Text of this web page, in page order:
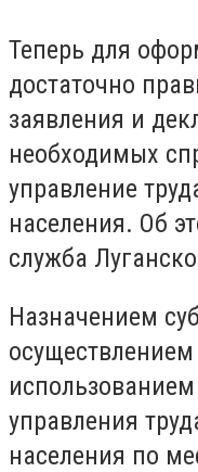
Теперь для
достаточно
заявления и
необходимых
управление
населения. Об
служба
Назначением
управления
населения по